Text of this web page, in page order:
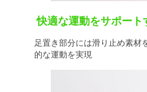
快適な運動をサポート
足置き部分には滑り止め素材
的な運動を実現